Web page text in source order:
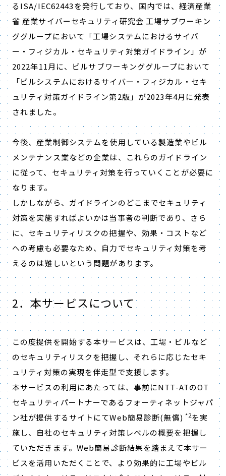
るISA/IEC62443を発行しており、国内では、経済産業
省 産業サイバーセキュリティ研究会 工場サブワーキン
ググループにおいて「工場システムにおけるサイバ
ー・フィジカル・セキュリティ対策ガイドライン」が
2022年11月に、ビルサブワーキンググループにおいて
「ビルシステムにおけるサイバー・フィジカル・セキ
ュリティ対策ガイドライン第2版」が2023年4月に発表
されました。
今後、産業制御システムを使用している製造業やビル
メンテナンス業などの企業は、これらのガイドライン
に従って、セキュリティ対策を行っていくことが必要に
なります。
しかしながら、ガイドラインのどこまでセキュリティ
対策を実施すればよいかは当事者の判断であり、さら
に、セキュリティリスクの把握や、効果・コストなど
への考慮も必要なため、自力でセキュリティ対策を考
えるのは難しいという問題があります。
2．本サービスについて
この度提供を開始する本サービスは、工場・ビルなど
のセキュリティリスクを把握し、それらに応じたセキ
ュリティ対策の実現を伴走型で支援します。
本サービスの利用にあたっては、事前にNTT-ATのOT
セキュリティパートナーであるフォーティネットジャパ
ン社が提供するサイトにてWeb簡易診断(無償) *2を実
施し、自社のセキュリティ対策レベルの概要を把握し
ていただきます。Web簡易診断結果を踏まえて本サー
ビスを活用いただくことで、より効果的に工場やビル